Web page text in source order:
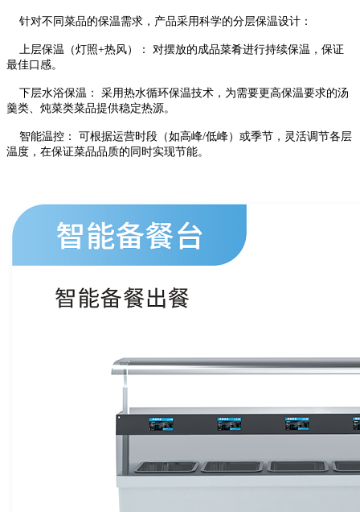
针对不同菜品的保温需求，产品采用科学的分层保温设计：
上层保温（灯照+热风）： 对摆放的成品菜肴进行持续保温，保证
最佳口感。
下层水浴保温： 采用热水循环保温技术，为需要更高保温要求的汤
羹类、炖菜类菜品提供稳定热源。
智能温控： 可根据运营时段（如高峰/低峰）或季节，灵活调节各层
温度，在保证菜品品质的同时实现节能。